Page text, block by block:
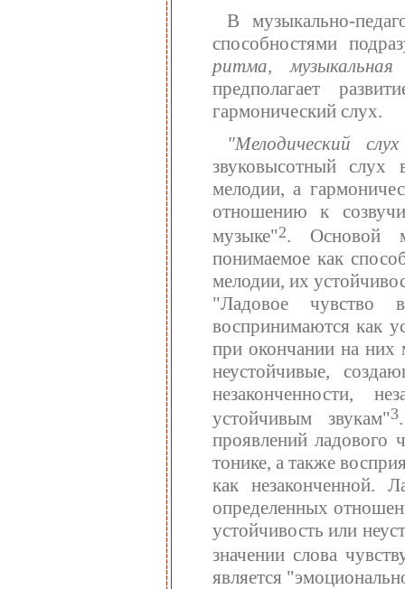
В музыкально-
способностями
ритма,
предполагает
гармонический слух.
"Мелодический
звуковысотный
мелодии, а
отношению к
музыке"2. Основой
понимаемое как
мелодии, их
"Ладовое чувство
воспринимаются как
при окончании на них
неустойчивые,
незаконченности,
устойчивым звукам"3
проявлений ладового
тонике, а также
как незаконченной.
определенных
устойчивость или
значении слова
является